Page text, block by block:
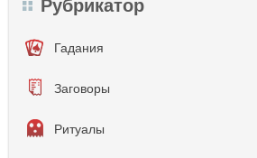
Гадания
Заговоры
Ритуалы